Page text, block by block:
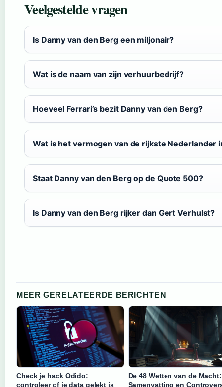
Veelgestelde vragen
Is Danny van den Berg een miljonair?
Wat is de naam van zijn verhuurbedrijf?
Hoeveel Ferrari’s bezit Danny van den Berg?
Wat is het vermogen van de rijkste Nederlander
Staat Danny van den Berg op de Quote 500?
Is Danny van den Berg rijker dan Gert Verhulst?
MEER GERELATEERDE BERICHTEN
Check je hack Odido:
controleer of je data gelekt is
De 48 Wetten van de Macht:
Samenvatting en